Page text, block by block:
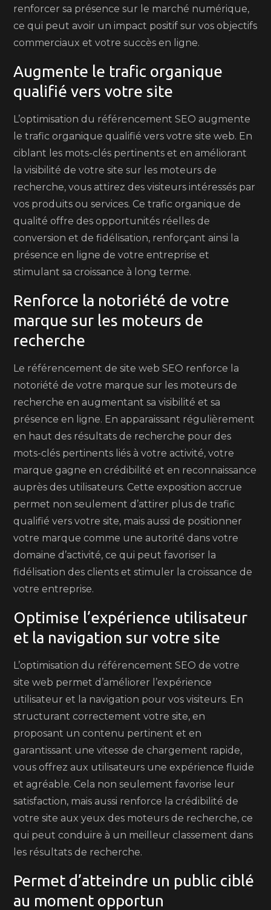
renforcer sa présence sur le marché numérique,
ce qui peut avoir un impact positif sur vos objectifs
commerciaux et votre succès en ligne.
Augmente le trafic organique
qualifié vers votre site
L’optimisation du référencement SEO augmente
le trafic organique qualifié vers votre site web. En
ciblant les mots-clés pertinents et en améliorant
la visibilité de votre site sur les moteurs de
recherche, vous attirez des visiteurs intéressés par
vos produits ou services. Ce trafic organique de
qualité offre des opportunités réelles de
conversion et de fidélisation, renforçant ainsi la
présence en ligne de votre entreprise et
stimulant sa croissance à long terme.
Renforce la notoriété de votre
marque sur les moteurs de
recherche
Le référencement de site web SEO renforce la
notoriété de votre marque sur les moteurs de
recherche en augmentant sa visibilité et sa
présence en ligne. En apparaissant régulièrement
en haut des résultats de recherche pour des
mots-clés pertinents liés à votre activité, votre
marque gagne en crédibilité et en reconnaissance
auprès des utilisateurs. Cette exposition accrue
permet non seulement d’attirer plus de trafic
qualifié vers votre site, mais aussi de positionner
votre marque comme une autorité dans votre
domaine d’activité, ce qui peut favoriser la
fidélisation des clients et stimuler la croissance de
votre entreprise.
Optimise l’expérience utilisateur
et la navigation sur votre site
L’optimisation du référencement SEO de votre
site web permet d’améliorer l’expérience
utilisateur et la navigation pour vos visiteurs. En
structurant correctement votre site, en
proposant un contenu pertinent et en
garantissant une vitesse de chargement rapide,
vous offrez aux utilisateurs une expérience fluide
et agréable. Cela non seulement favorise leur
satisfaction, mais aussi renforce la crédibilité de
votre site aux yeux des moteurs de recherche, ce
qui peut conduire à un meilleur classement dans
les résultats de recherche.
Permet d’atteindre un public ciblé
au moment opportun